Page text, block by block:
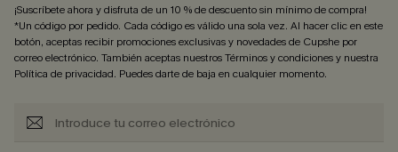
¡Suscríbete ahora y disfruta de un 10 % de descuento sin mínimo de compra!
*Un código por pedido. Cada código es válido una sola vez. Al hacer clic en este
botón, aceptas recibir promociones exclusivas y novedades de Cupshe por
correo electrónico. También aceptas nuestrosTérminos y condicionesy nuestra
Política de privacidad. Puedes darte de baja en cualquier momento.